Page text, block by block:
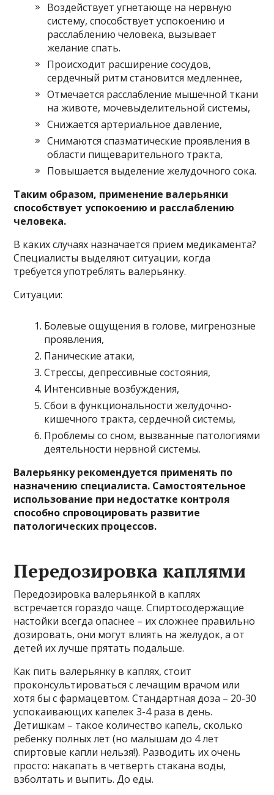
Воздействует угнетающе на нервную
систему, способствует успокоению и
расслаблению человека, вызывает
желание спать.
Происходит расширение сосудов,
сердечный ритм становится медленнее,
Отмечается расслабление мышечной ткани
на животе, мочевыделительной системы,
Снижается артериальное давление,
Снимаются спазматические проявления в
области пищеварительного тракта,
Повышается выделение желудочного сока.
Таким образом, применение валерьянки
способствует успокоению и расслаблению
человека.
В каких случаях назначается прием медикамента?
Специалисты выделяют ситуации, когда
требуется употреблять валерьянку.
Ситуации:
Болевые ощущения в голове, мигренозные
проявления,
Панические атаки,
Стрессы, депрессивные состояния,
Интенсивные возбуждения,
Сбои в функциональности желудочно-
кишечного тракта, сердечной системы,
Проблемы со сном, вызванные патологиями
деятельности нервной системы.
Валерьянку рекомендуется применять по
назначению специалиста. Самостоятельное
использование при недостатке контроля
способно спровоцировать развитие
патологических процессов.
Передозировка каплями
Передозировка валерьянкой в каплях
встречается гораздо чаще. Спиртосодержащие
настойки всегда опаснее – их сложнее правильно
дозировать, они могут влиять на желудок, а от
детей их лучше прятать подальше.
Как пить валерьянку в каплях, стоит
проконсультироваться с лечащим врачом или
хотя бы с фармацевтом. Стандартная доза – 20-30
успокаивающих капелек 3-4 раза в день.
Детишкам – такое количество капель, сколько
ребенку полных лет (но малышам до 4 лет
спиртовые капли нельзя!). Разводить их очень
просто: накапать в четверть стакана воды,
взболтать и выпить. До еды.